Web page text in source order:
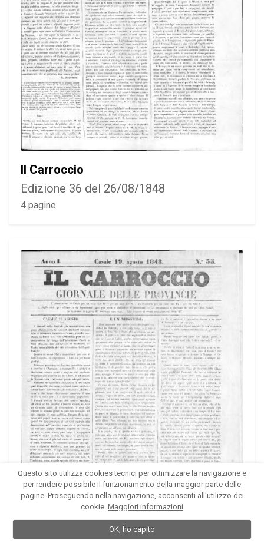
Il Carroccio
Edizione 36 del 26/08/1848
4 pagine
376 377
Questo sito utilizza cookies tecnici per ottimizzare la navigazione e
per rendere possibile il funzionamento della maggior parte delle
pagine. Proseguendo nella navigazione, acconsenti all'utilizzo dei
cookie. Maggiori informazioni
OK, ho capito